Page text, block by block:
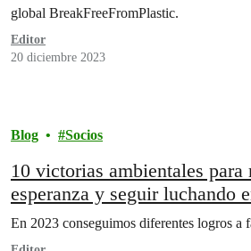
global BreakFreeFromPlastic.
Editor
20 diciembre 2023
Blog Socios
10 victorias ambientales para
esperanza y seguir luchando
En 2023 conseguimos diferentes logros a